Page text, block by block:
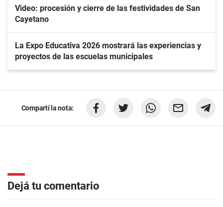
Video: procesión y cierre de las festividades de San
Cayetano
La Expo Educativa 2026 mostrará las experiencias y
proyectos de las escuelas municipales
Compartí la nota:
Dejá tu comentario